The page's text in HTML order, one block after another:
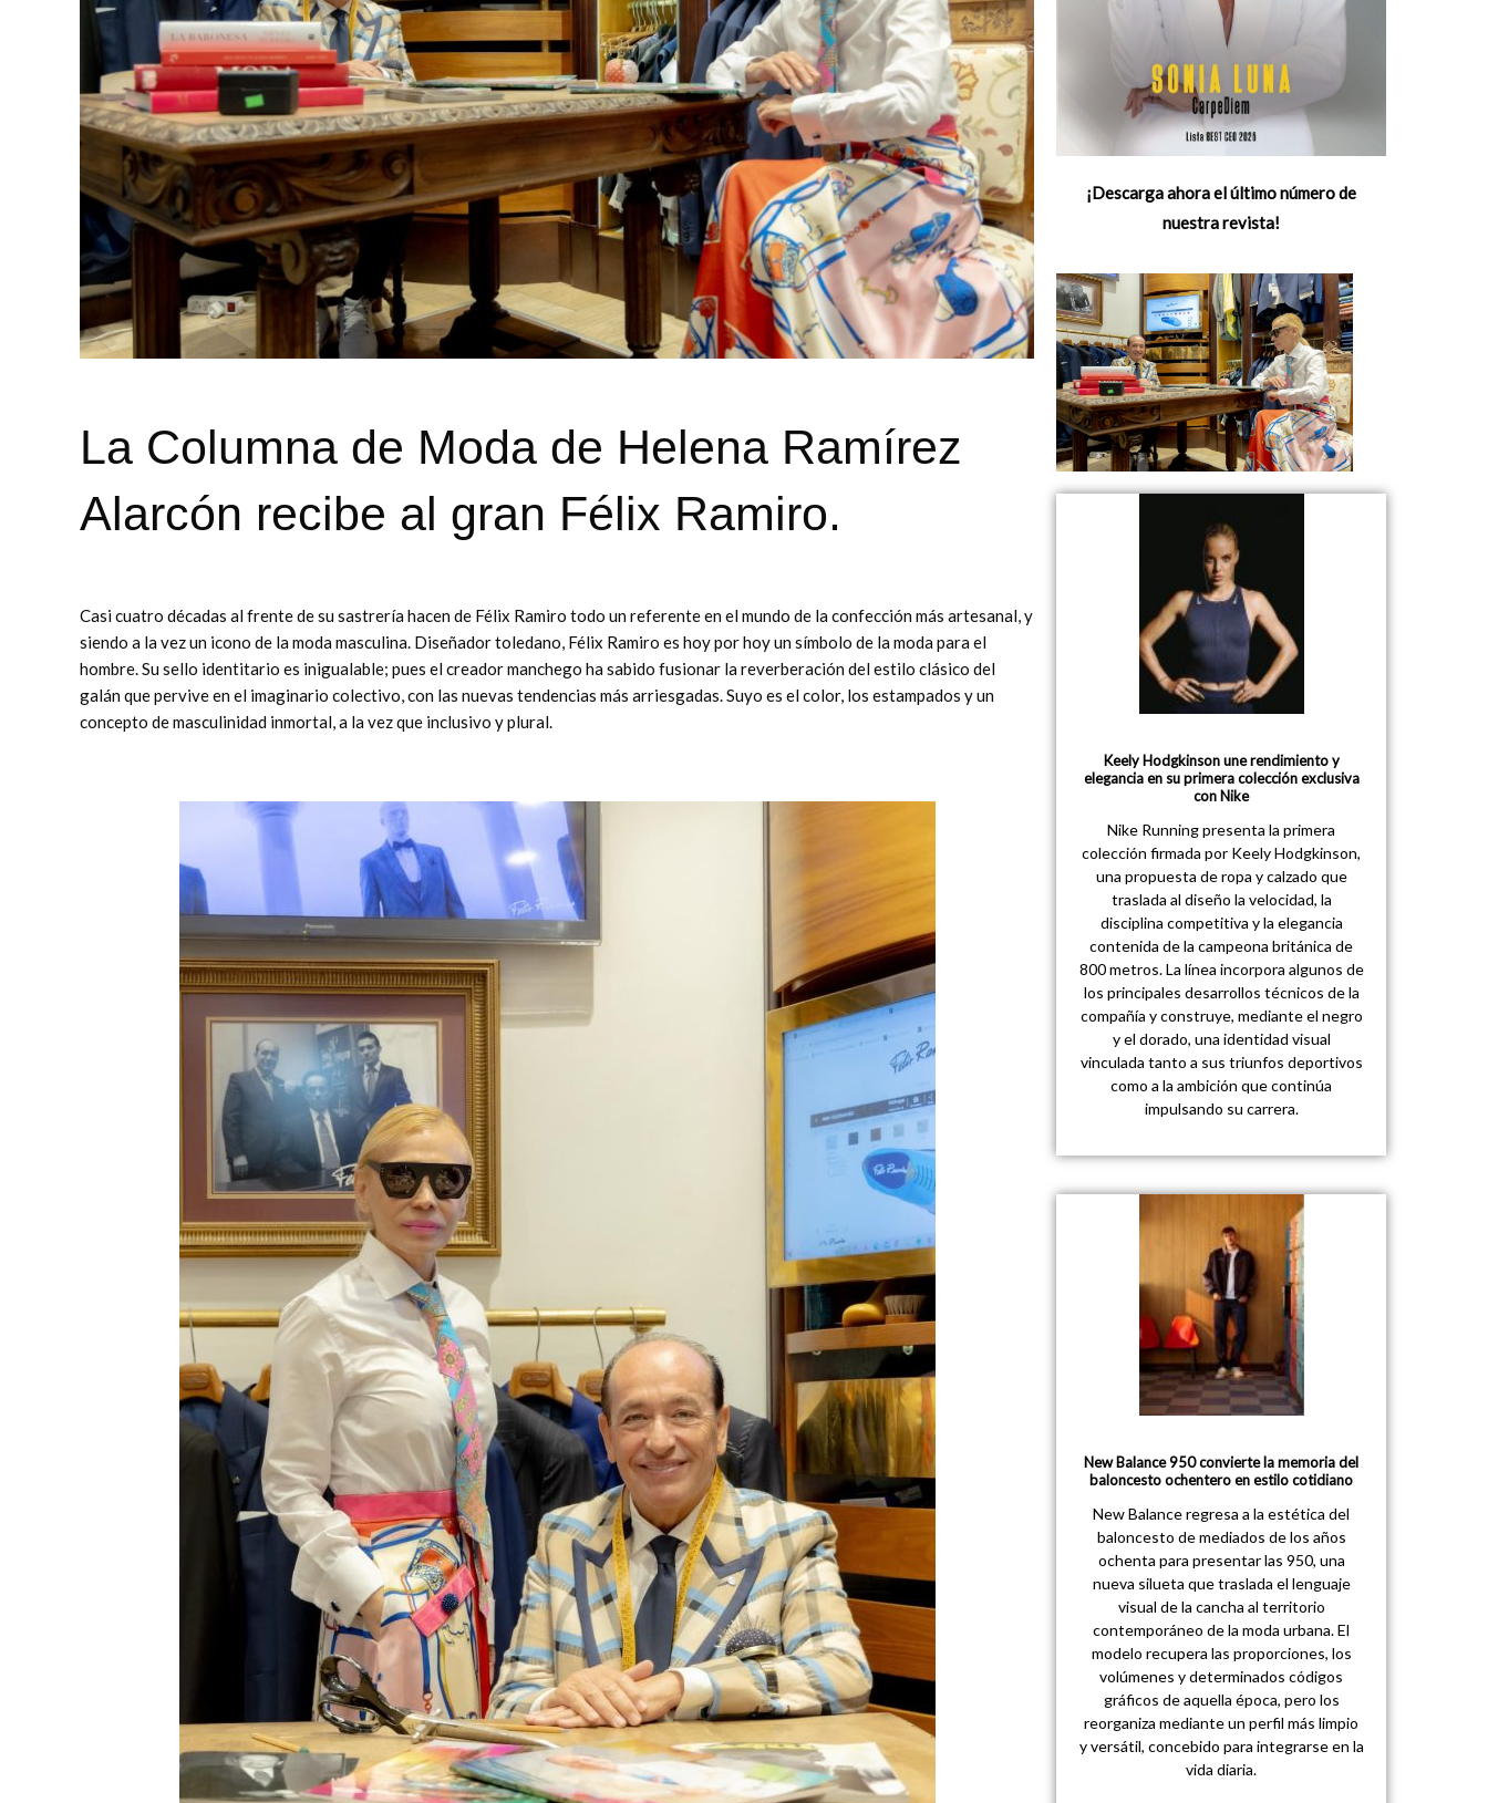
La Columna de Moda de Helena Ramírez
Alarcón recibe al gran Félix Ramiro.
Casi cuatro décadas al frente de su sastrería hacen de Félix Ramiro todo un referente en el mundo de la confección más artesanal, y
siendo a la vez un icono de la moda masculina. Diseñador toledano, Félix Ramiro es hoy por hoy un símbolo de la moda para el
hombre. Su sello identitario es inigualable; pues el creador manchego ha sabido fusionar la reverberación del estilo clásico del
galán que pervive en el imaginario colectivo, con las nuevas tendencias más arriesgadas. Suyo es el color, los estampados y un
concepto de masculinidad inmortal, a la vez que inclusivo y plural.
¡Descarga ahora el último número de
nuestra revista!
Keely Hodgkinson une rendimiento y
elegancia en su primera colección exclusiva
con Nike
Nike Running presenta la primera
colección firmada por Keely Hodgkinson,
una propuesta de ropa y calzado que
traslada al diseño la velocidad, la
disciplina competitiva y la elegancia
contenida de la campeona británica de
800 metros. La línea incorpora algunos de
los principales desarrollos técnicos de la
compañía y construye, mediante el negro
y el dorado, una identidad visual
vinculada tanto a sus triunfos deportivos
como a la ambición que continúa
impulsando su carrera.
New Balance 950 convierte la memoria del
baloncesto ochentero en estilo cotidiano
New Balance regresa a la estética del
baloncesto de mediados de los años
ochenta para presentar las 950, una
nueva silueta que traslada el lenguaje
visual de la cancha al territorio
contemporáneo de la moda urbana. El
modelo recupera las proporciones, los
volúmenes y determinados códigos
gráficos de aquella época, pero los
reorganiza mediante un perfil más limpio
y versátil, concebido para integrarse en la
vida diaria.